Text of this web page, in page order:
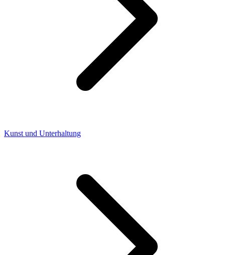
Kunst und Unterhaltung